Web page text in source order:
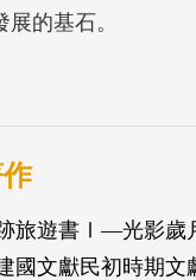
的基石。
旅遊書Ⅰ—光影歲
國文獻民初時期文